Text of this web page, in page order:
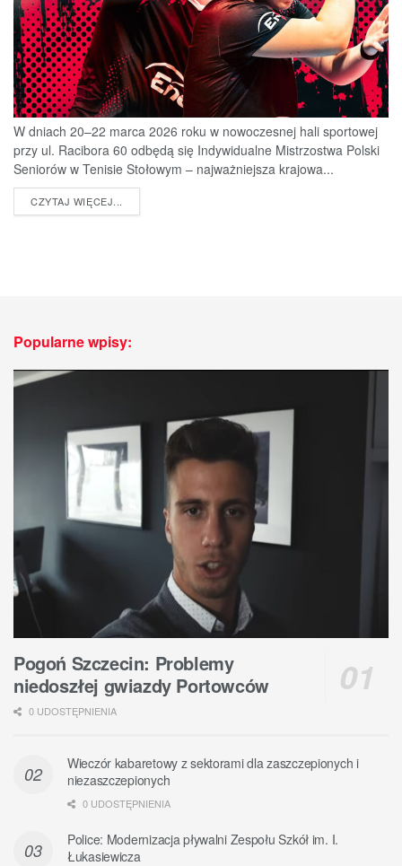
W dniach 20–22 marca 2026 roku w nowoczesnej hali sportowej
przy ul. Racibora 60 odbędą się Indywidualne Mistrzostwa Polski
Seniorów w Tenisie Stołowym – najważniejsza krajowa...
CZYTAJ WIĘCEJ...
Popularne wpisy:
Pogoń Szczecin: Problemy
niedoszłej gwiazdy Portowców
0 UDOSTĘPNIENIA
Wieczór kabaretowy z sektorami dla zaszczepionych i
niezaszczepionych
0 UDOSTĘPNIENIA
Police: Modernizacja pływalni Zespołu Szkół im. I.
Łukasiewicza